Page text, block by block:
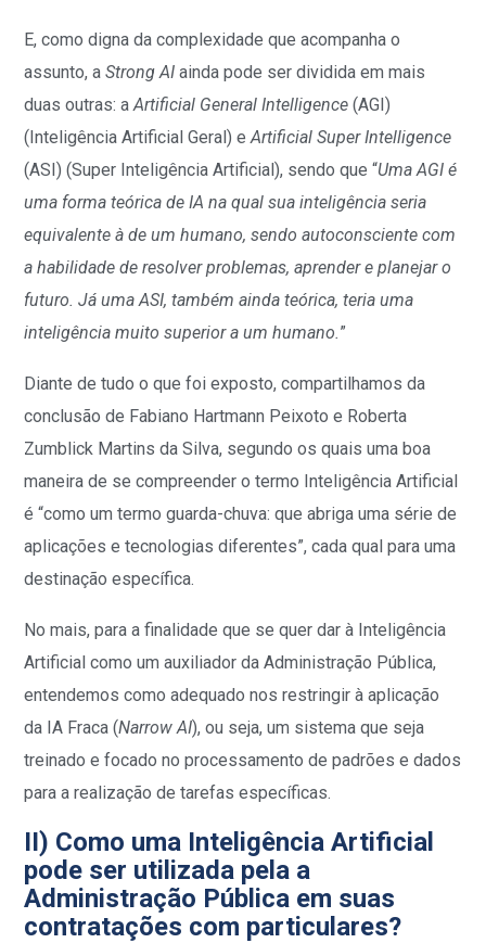
E, como digna da complexidade que acompanha o
assunto, aStrong AI ainda pode ser dividida em mais
duas outras: aArtificial General Intelligence (AGI)
(Inteligência Artificial Geral) eArtificial Super Intelligence
(ASI) (Super Inteligência Artificial), sendo que “Uma AGI é
uma forma teórica de IA na qual sua inteligência seria
equivalente à de um humano, sendo autoconsciente com
a habilidade de resolver problemas, aprender e planejar o
futuro. Já uma ASI, também ainda teórica, teria uma
inteligência muito superior a um humano.”
Diante de tudo o que foi exposto, compartilhamos da
conclusão de Fabiano Hartmann Peixoto e Roberta
Zumblick Martins da Silva, segundo os quais uma boa
maneira de se compreender o termo Inteligência Artificial
é “como um termo guarda-chuva: que abriga uma série de
aplicações e tecnologias diferentes”, cada qual para uma
destinação específica.
No mais, para a finalidade que se quer dar à Inteligência
Artificial como um auxiliador da Administração Pública,
entendemos como adequado nos restringir à aplicação
da IA Fraca (Narrow AI), ou seja, um sistema que seja
treinado e focado no processamento de padrões e dados
para a realização de tarefas específicas.
II) Como uma Inteligência Artificial
pode ser utilizada pela a
Administração Pública em suas
contratações com particulares?